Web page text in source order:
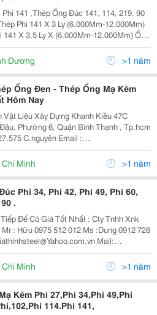
141 ,Thép Ống Đúc 141, 114, 219, 90
141 X 3,5 Ly X (6.000Mm-12.000Mm) Ống
4 Ly X (6.000Mm-12.000Mm) Ống Thép
Ly X (6.000Mm-12.000Mm) Ống
Dương >1 năm
Ống Đen - Thép Ống Mạ Kẽm
Hôm Nay
Liệu Xây Dựng Khanh Kiều 47C
Phường 6, Quận Bình Thạnh , Tp.hcm
C.nguyên Email :
Website :
- Vatlieuxaydungkhanhkieu.com
Báo G
Chí Minh >1 năm
Phi 34, Phi 42, Phi 49, Phi 60,
.
Có Giá Tốt Nhất : Cty Tnhh Xnk
Website :
Http://Giathinhsteel.com.vn Đc: Số 2 , Đường 14,
Chí Minh >1 năm
Kẽm Phi 27,Phi 34,Phi 49,Phi
114.Phi 141,